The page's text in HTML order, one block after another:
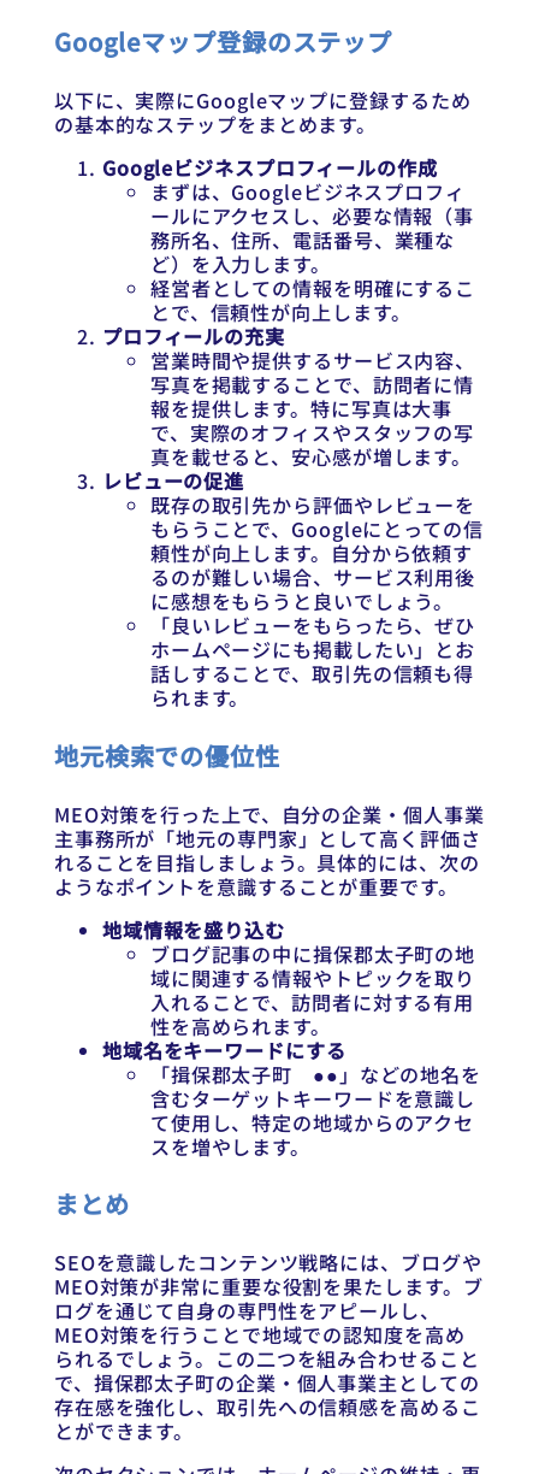
Googleマップ登録のステップ
以下に、実際にGoogleマップに登録するため
の基本的なステップをまとめます。
Googleビジネスプロフィールの作成
まずは、Googleビジネスプロフィ
ールにアクセスし、必要な情報（事
務所名、住所、電話番号、業種な
ど）を入力します。
経営者としての情報を明確にするこ
とで、信頼性が向上します。
プロフィールの充実
営業時間や提供するサービス内容、
写真を掲載することで、訪問者に情
報を提供します。特に写真は大事
で、実際のオフィスやスタッフの写
真を載せると、安心感が増します。
レビューの促進
既存の取引先から評価やレビューを
もらうことで、Googleにとっての信
頼性が向上します。自分から依頼す
るのが難しい場合、サービス利用後
に感想をもらうと良いでしょう。
「良いレビューをもらったら、ぜひ
ホームページにも掲載したい」とお
話しすることで、取引先の信頼も得
られます。
地元検索での優位性
MEO対策を行った上で、自分の企業・個人事業
主事務所が「地元の専門家」として高く評価さ
れることを目指しましょう。具体的には、次の
ようなポイントを意識することが重要です。
地域情報を盛り込む
ブログ記事の中に揖保郡太子町の地
域に関連する情報やトピックを取り
入れることで、訪問者に対する有用
性を高められます。
地域名をキーワードにする
「揖保郡太子町 ●●」などの地名を
含むターゲットキーワードを意識し
て使用し、特定の地域からのアクセ
スを増やします。
まとめ
SEOを意識したコンテンツ戦略には、ブログや
MEO対策が非常に重要な役割を果たします。ブ
ログを通じて自身の専門性をアピールし、
MEO対策を行うことで地域での認知度を高め
られるでしょう。この二つを組み合わせること
で、揖保郡太子町の企業・個人事業主としての
存在感を強化し、取引先への信頼感を高めるこ
とができます。